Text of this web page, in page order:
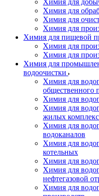
Химия для
Химия для
Химия для
Химия для
Химия для пищевой
Химия для
Химия для
Химия для
водоочистки
Химия для
общественного
Химия для
Химия для
жилых
Химия для
водоканалов
Химия для
котельных
Химия для
Химия для
нефтегазовой
Химия для